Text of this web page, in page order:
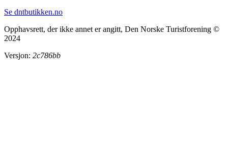
Se dntbutikken.no
Opphavsrett, der ikke annet er angitt, Den Norske Turistforening ©
2024
Versjon: 2c786bb